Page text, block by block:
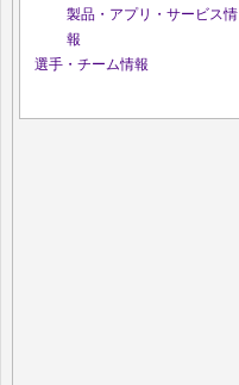
製品・アプリ・サービス情
報
選手・チーム情報